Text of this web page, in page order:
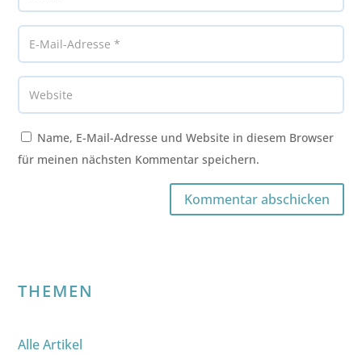
Name, E-Mail-Adresse und Website in diesem Browser
für meinen nächsten Kommentar speichern.
Kommentar abschicken
THEMEN
Alle Artikel